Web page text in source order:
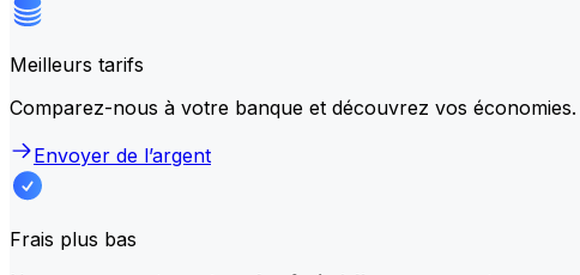
Meilleurs tarifs
Comparez-nous à votre banque et découvrez vos
Envoyer de l’argent
Frais plus bas